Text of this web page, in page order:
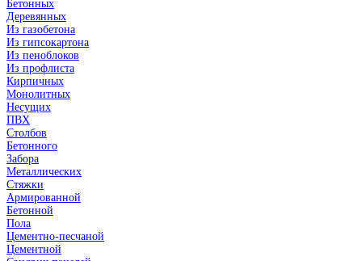
Бетонных
Деревянных
Из газобетона
Из гипсокартона
Из пеноблоков
Из профлиста
Кирпичных
Монолитных
Несущих
ПВХ
Столбов
Бетонного
Забора
Металлических
Стяжки
Армированной
Бетонной
Пола
Цементно-песчаной
Цементной